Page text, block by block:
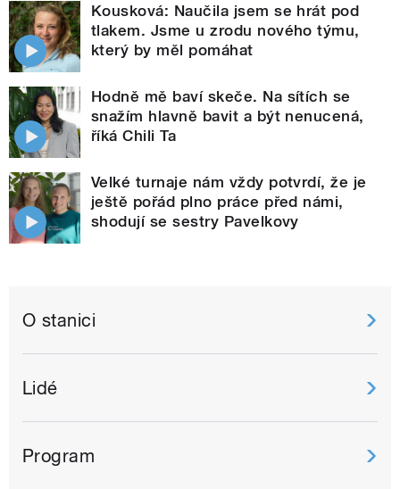
Kousková: Naučila jsem se hrát pod
tlakem. Jsme u zrodu nového týmu,
který by měl pomáhat
Hodně mě baví skeče. Na sítích se
snažím hlavně bavit a být nenucená,
říká Chili Ta
Velké turnaje nám vždy potvrdí, že je
ještě pořád plno práce před námi,
shodují se sestry Pavelkovy
O stanici
Lidé
Program